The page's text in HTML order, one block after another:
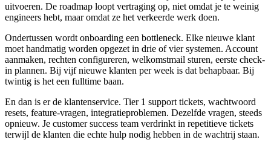
uitvoeren. De roadmap loopt vertraging op, niet omdat je te weinig
engineers hebt, maar omdat ze het verkeerde werk doen.
Ondertussen wordt onboarding een bottleneck. Elke nieuwe klant
moet handmatig worden opgezet in drie of vier systemen. Account
aanmaken, rechten configureren, welkomstmail sturen, eerste check-
in plannen. Bij vijf nieuwe klanten per week is dat behapbaar. Bij
twintig is het een fulltime baan.
En dan is er de klantenservice. Tier 1 support tickets, wachtwoord
resets, feature-vragen, integratieproblemen. Dezelfde vragen, steeds
opnieuw. Je customer success team verdrinkt in repetitieve tickets
terwijl de klanten die echte hulp nodig hebben in de wachtrij staan.